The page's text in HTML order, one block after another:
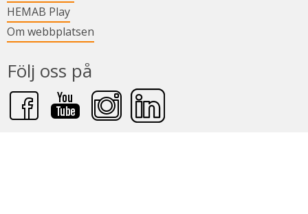
HEMAB PlayLänk till annan webbplats.
Om webbplatsen
Följ oss på